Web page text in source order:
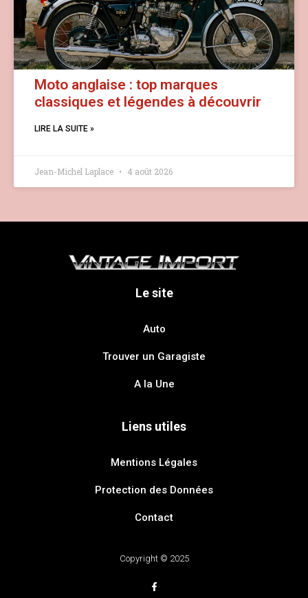
Moto anglaise : top marques
classiques et légendes à découvrir
LIRE LA SUITE »
Jean-Michel Laplace 4 août 2026
Le site
Auto
Trouver un Garagiste
A la Une
Liens utiles
Mentions Légales
Protection des Données
Contact
Copyright © 2025